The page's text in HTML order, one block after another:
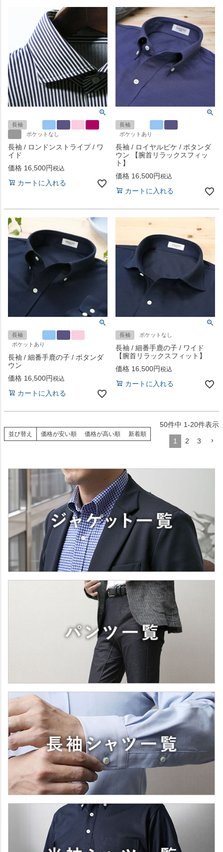
長袖
ポケットなし
長袖 / ロンドンストライプ / ワ
イド
価格 16,500 税込
カートに入れる
長袖
ポケットあり
長袖 / ロイヤルピケ / ボタンダ
ウン 【腕首リラックスフィッ
ト】
価格 16,500 税込
カートに入れる
長袖
ポケットあり
長袖 / 細番手鹿の子 / ボタンダ
ウン
価格 16,500 税込
カートに入れる
長袖 ポケットなし
長袖 / 細番手鹿の子 / ワイド
【腕首リラックスフィット】
価格 16,500 税込
カートに入れる
並び替え 価格が安い順 価格が高い順 新着順
50件中 1-20件表示
1 2 3